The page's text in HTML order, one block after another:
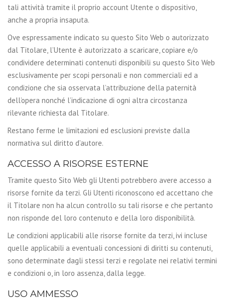
tali attività tramite il proprio account Utente o dispositivo,
anche a propria insaputa.
Ove espressamente indicato su questo Sito Web o autorizzato
dal Titolare, l’Utente è autorizzato a scaricare, copiare e/o
condividere determinati contenuti disponibili su questo Sito Web
esclusivamente per scopi personali e non commerciali ed a
condizione che sia osservata l’attribuzione della paternità
dell’opera nonché l’indicazione di ogni altra circostanza
rilevante richiesta dal Titolare.
Restano ferme le limitazioni ed esclusioni previste dalla
normativa sul diritto d’autore.
ACCESSO A RISORSE ESTERNE
Tramite questo Sito Web gli Utenti potrebbero avere accesso a
risorse fornite da terzi. Gli Utenti riconoscono ed accettano che
il Titolare non ha alcun controllo su tali risorse e che pertanto
non risponde del loro contenuto e della loro disponibilità.
Le condizioni applicabili alle risorse fornite da terzi, ivi incluse
quelle applicabili a eventuali concessioni di diritti su contenuti,
sono determinate dagli stessi terzi e regolate nei relativi termini
e condizioni o, in loro assenza, dalla legge.
USO AMMESSO